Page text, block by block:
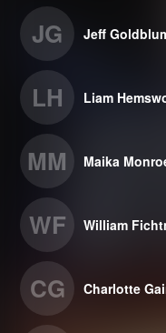
JG Jeff
LH Liam
MM Maika
WF William
CG Charlotte